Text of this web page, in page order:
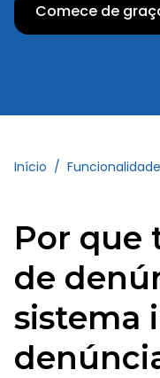
Comece de
Início /
Por que
de
sistema